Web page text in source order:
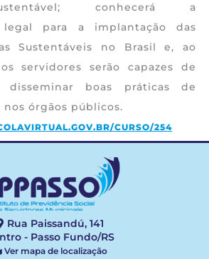
conhecerá a
legal para a implantação das
Sustentáveis no Brasil e, ao
servidores serão capazes de
disseminar boas práticas de
órgãos públicos.
CURSO/254
Rua Paissandú, 141
- Passo Fundo/RS
Ver mapa de localização